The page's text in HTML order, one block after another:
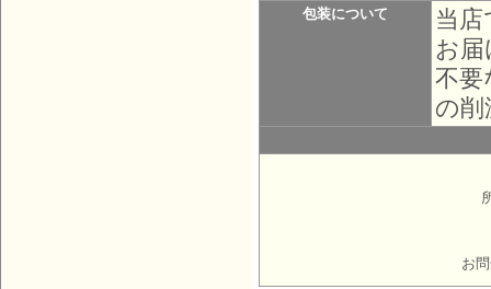
包装について
当
お
不要
の
お